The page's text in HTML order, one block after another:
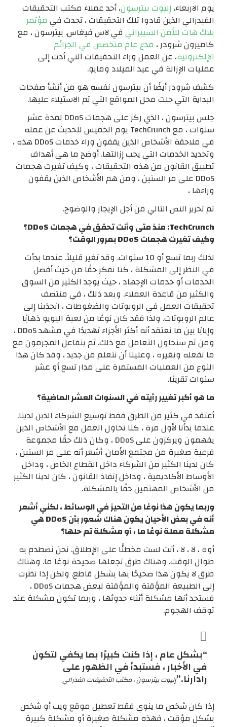
يوم الاربعاء،إليوت بيترسون، أحد عملاء مكتب التحقيقات
الفيدرالي الذين قادوا تلك التحقيقات ، تحدث في مؤتمر
بلاك هات للأمن السيبرانيفي لاس فيغاس. بيترسون ، مع
كاميرون شرودر ، مدع عام متخصص في الجرائم
الإلكترونية، عن العمل وراء التحقيقات التي أدت إلى
عمليات الإزالة في عيد الميلاد ومايو.
كشف شرودر أيضًا أن بيترسون نفسه هو من أنشأ صفحات
البداية التي حلت محل المواقع التي تم الاستيلاء عليها.
جلس بيترسون ، الذي ركز على هجمات DDoS لمدة عشر
سنوات ، مع TechCrunch يوم الخميس للحديث عن عمله
في ملاحقة الأشخاص الذين يقفون وراء خدمات DDoS هذه ،
وتحديد الخدمات التي يجب إزالتها. أوضح ما هي أهداف
تطبيق القانون من هذه التحقيقات ، وكيف تغيرت هجمات
DDoS على مر السنين ، ومن هم الأشخاص الذين يقفون
وراءها ،
تم تحرير النص التالي من أجل الإيجاز والوضوح.
TechCrunch: منذ متى وأنت تحقق في هجمات DDoS؟
وكيف تغيرت هجمات DDoS بمرور الوقت؟
لذلك ربما تسع أو 10 سنوات. وقد تغير قليلاً. عندما بدأت
في النظر إلى المشكلة ، كنا نفكر حقًا من حيث أفضل
الخدمات أو خدمات الإجهاد ، حيث يوجد الكثير من السوق
والكثير من قاعدة العملاء. وبعد ذلك ، في منتصف
تحقيقات العمل في الروبوتات والضغوطات ، انجذبنا إلى
عالم الروبوتات. ولذا فقد كان نوعًا من لعبة اليويو ذهابًا
وإيابًا بين ما نعتقد أنه أكثر الأجزاء تهديدًا في مشهد DDoS ،
ومن ثم سنحاول التعامل مع ذلك. ثم يتفاعل المجرمون مع
ما نفعله ونغيره ، وعلينا أن نتعلم من جديد ، وقد كان هذا
النوع من العمليات المستمرة على مدار تسع أو عشر
سنوات تقريبًا.
ما هو أكبر تغيير رأيته في السنوات العشر الماضية؟
أعتقد في كثير من الطرق فقط توسيع الشركاء الذين لدينا.
عندما بدأنا لأول مرة ، كنا نحاول العمل مع الأشخاص الذين
يفهمون ويركزون على DDoS ، وكان ذلك حقًا مجموعة
فرعية صغيرة من مجتمع الأمان. أشعر أنه على مر السنين ،
كان لدينا الكثير من الشركاء داخل القطاع الخاص ، وداخل
الأوساط الأكاديمية ، وداخل إنفاذ القانون ، كان لدينا الكثير
من الأشخاص المهتمين حقًا بالمشكلة.
وربما يكون هذا نوعًا من التحيز في الوسائط ، لكني أشعر
أنه في بعض الأحيان يكون هناك شعور بأن DDoS هي
مشكلة مملة نوعًا ما ، أو مشكلة تم حلها؟
أوه ، لا ، لا ، أنت لست مخطئًا على الإطلاق. نحن نصطدم به
طوال الوقت. وهناك طرق تجعلها صحيحة نوعًا ما. وهناك
طرق لا يكون هذا صحيحًا بها بشكل قاطع. ولكن إذا نظرت
إلى الطبيعة المؤقتة والمؤقتة لبعض هجمات DDoS ،
فستجد أنها مشكلة أثناء حدوثها ، وربما تكون مشكلة عند
توقف الهجوم.
“بشكل عام ، إذا كنت كبيرًا بما يكفي لتكون
في الأخبار ، فستبدأ في الظهور على
رادارنا.”إليوت بيترسون ، مكتب التحقيقات الفدرالي
إذا كان شخص ما ينوي فقط تعطيل موقع ويب أو شخص
بشكل مؤقت ، فهذه مشكلة صغيرة أو مشكلة كبيرة